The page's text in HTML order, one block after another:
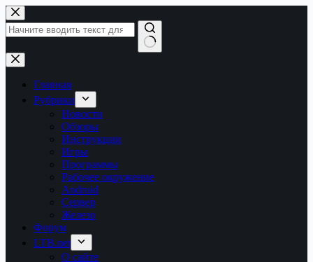
Перейти
к
сути
Ничего
не
найденоГлавная
Рубрики
Новости
Обзоры
Инструкции
Игры
Программы
Рабочее окружение
Android
Сервер
Железо
Форум
LTB.net
О сайте